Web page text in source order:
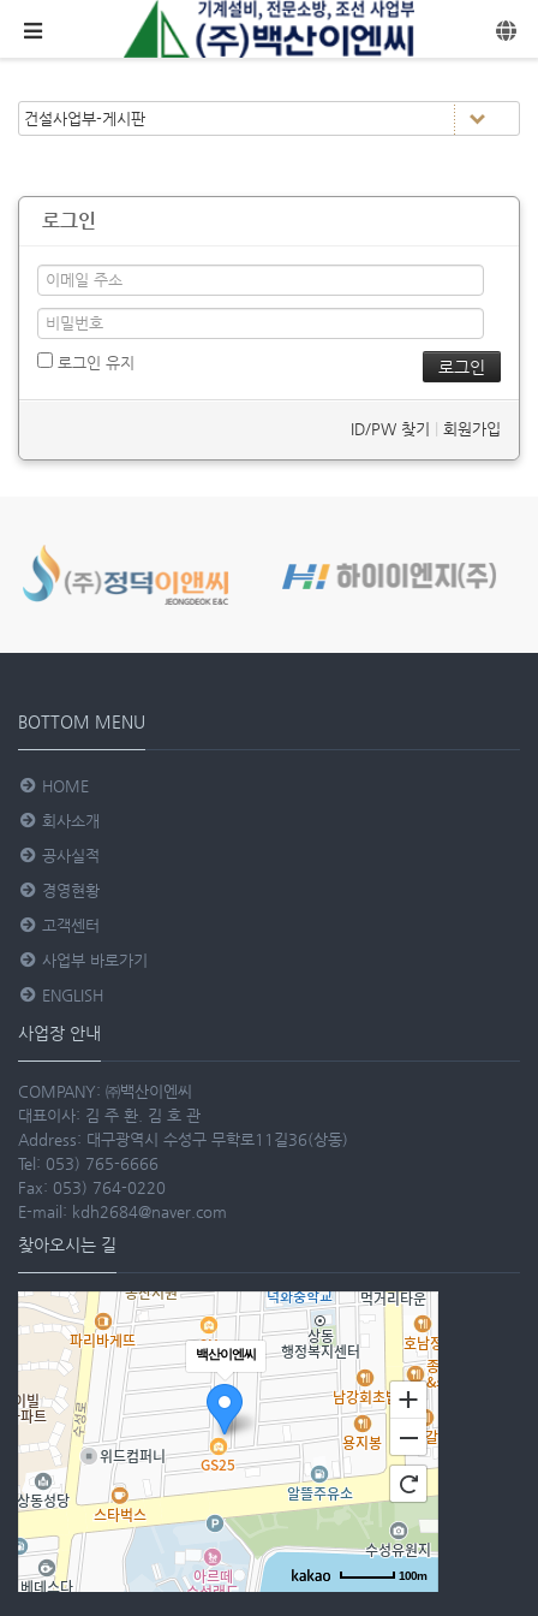
메뉴 건너뛰기
로그인
로그인 유지
ID/PW 찾기 회원가입
BOTTOM MENU
HOME
회사소개
공사실적
경영현황
고객센터
사업부 바로가기
ENGLISH
사업장 안내
COMPANY: ㈜백산이엔씨
대표이사: 김 주 환. 김 호 관
Address: 대구광역시 수성구 무학로11길36(상동)
Tel: 053) 765-6666
Fax: 053) 764-0220
E-mail: kdh2684@naver.com
찾아오시는 길
백산이엔씨
100m